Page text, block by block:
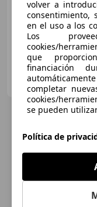
01/2021 22.875
AC GROUP
ES-28232 LAS ROZAS
volver a
consentimiento,
en el uso a los
Los
cookies/
que
financiación
completar
cookies/
se pueden
Política de